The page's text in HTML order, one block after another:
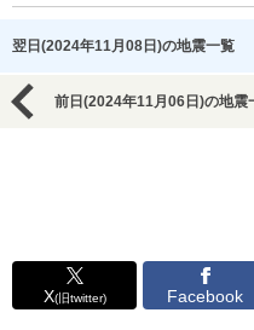
翌日(2024年11月08日)の地震一覧
前日(2024年11月06日)の地震
X(旧twitter) Facebook